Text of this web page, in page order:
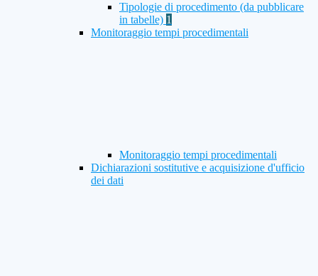
Tipologie di procedimento (da pubblicare
in tabelle) 1
Monitoraggio tempi procedimentali
Monitoraggio tempi procedimentali
Dichiarazioni sostitutive e acquisizione d'ufficio
dei dati